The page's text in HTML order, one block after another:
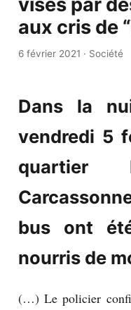
visés par
aux cris de
6 février 2021 · Société
Dans la
vendredi 5
bus ont
nourris de
(…) Le policier